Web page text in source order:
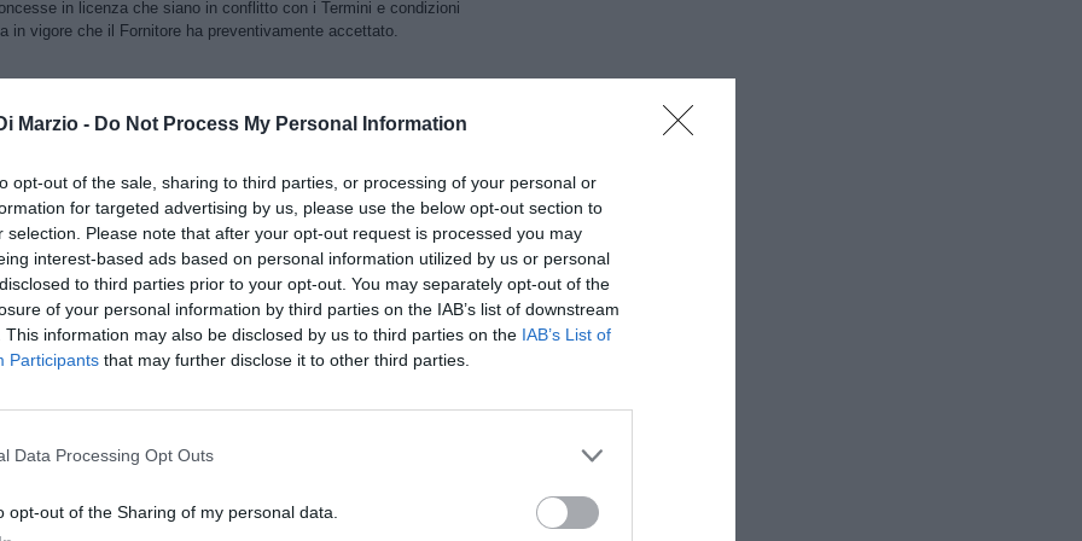
Marzio - Do Not Process My Personal Information
opt-out of the sale, sharing to third parties, or processing of your personal or
for targeted advertising by us, please use the below opt-out section to
selection. Please note that after your opt-out request is processed you may
interest-based ads based on personal information utilized by us or personal
to third parties prior to your opt-out. You may separately opt-out of the
of your personal information by third parties on the IAB’s list of downstream
This information may also be disclosed by us to third parties on the IAB’s List of
Participants that may further disclose it to other third parties.
Data Processing Opt Outs
opt-out of the Sharing of my personal data.
in licenza che siano in conflitto con i Termini e condizioni
in vigore che il Fornitore ha preventivamente accettato.
essere limitata a una licenza non trasferibile per utilizzare
finale possiede o controlla e come consentito da le
dei servizi multimediali di Apple, ad eccezione del fatto che tale
e utilizzata da altri account associati all'acquirente
di servizi di manutenzione e supporto in relazione all'App,
legge applicabile. Il Fornitore e l'Utente finale riconoscono che
di manutenzione e supporto in relazione all'App.
garanzia del prodotto, espressa o implicita per legge, nella
prevede che, in caso di mancata conformità
finale può avvisare Apple e Apple rimborserà il prezzo di
misura massima consentita dalla legge applicabile, Apple non
e qualsiasi altro reclamo, perdita, responsabilità, danno,
di qualsiasi garanzia sarà esclusiva responsabilità del